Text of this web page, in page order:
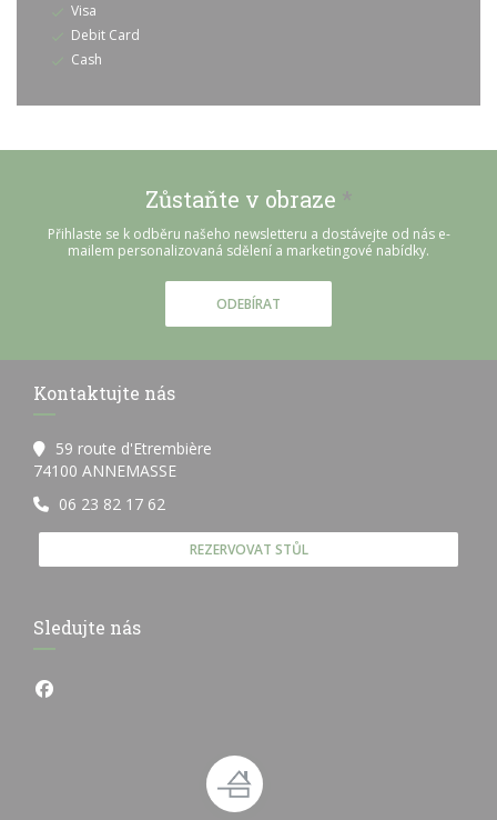
Visa
Debit Card
Cash
Zůstaňte v obraze *
Přihlaste se k odběru našeho newsletteru a dostávejte od nás e-
mailem personalizovaná sdělení a marketingové nabídky.
ODEBÍRAT
Kontaktujte nás
59 route d'Etrembière
74100 ANNEMASSE((otevře se v novém okně))
06 23 82 17 62
REZERVOVAT STŮL
Sledujte nás
Facebook ((otevře se v novém okně))